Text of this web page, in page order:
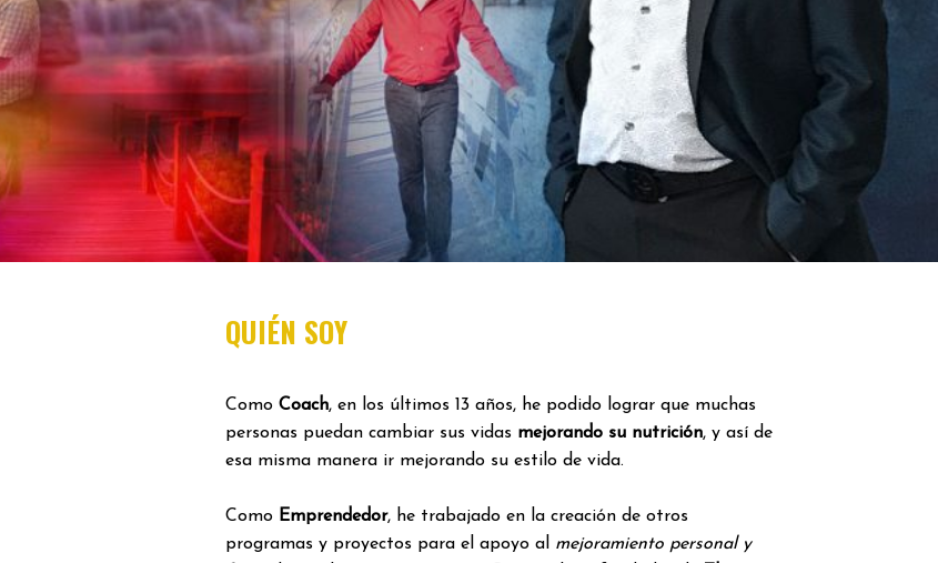
QUIÉN SOY
Como Coach, en los últimos 13 años, he podido lograr que muchas
personas puedan cambiar sus vidas mejorando su nutrición, y así de
esa misma manera ir mejorando su estilo de vida.
Como Emprendedor, he trabajado en la creación de otros
programas y proyectos para el apoyo al mejoramiento personal y